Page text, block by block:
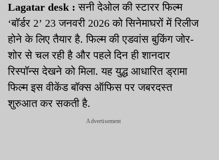
Lagatar desk : सनी देओल की स्टारर फिल्म
‘बॉर्डर 2’ 23 जनवरी 2026 को सिनेमाघरों में रिलीज
होने के लिए तैयार है. फिल्म की एडवांस बुकिंग जोर-
शोर से चल रही है और पहले दिन ही शानदार
रिस्पॉन्स देखने को मिला. यह युद्ध आधारित ड्रामा
फिल्म इस वीकेंड बॉक्स ऑफिस पर जबरदस्त
शुरुआत कर सकती है.
Advertisement